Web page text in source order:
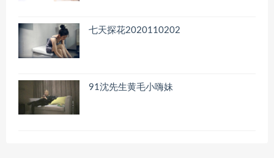
七天探花2020110202
91沈先生黄毛小嗨妹